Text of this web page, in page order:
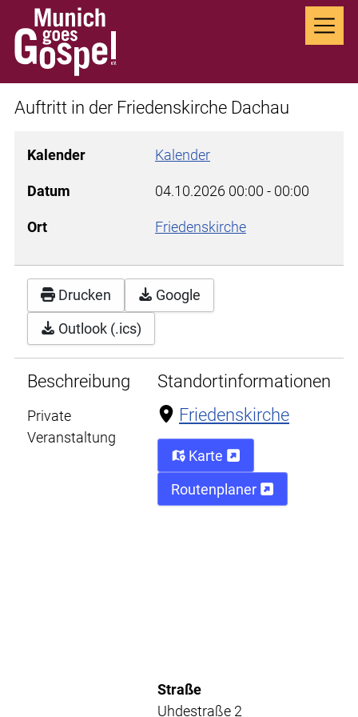
Auftritt in der Friedenskirche Dachau
Kalender Kalender
Datum 04.10.2026 00:00 - 00:00
Ort Friedenskirche
Drucken
Google
Outlook (.ics)
Beschreibung
Private
Veranstaltung
Standortinformationen
Friedenskirche
Karte
Routenplaner
Straße
Uhdestraße 2